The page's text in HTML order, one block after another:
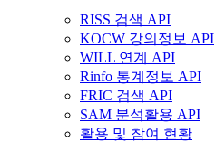
RISS 검색 API
KOCW 강의정보 API
WILL 연계 API
Rinfo 통계정보 API
FRIC 검색 API
SAM 분석활용 API
활용 및 참여 현황